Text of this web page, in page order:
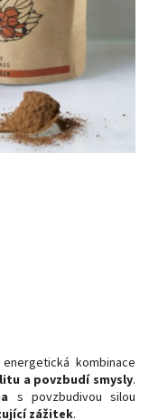
kombinace
a povzbudí smysly.
s povzbudivou silou
zážitek.